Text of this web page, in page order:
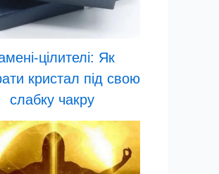
цілителі: Як
кристал під свою
слабку чакру